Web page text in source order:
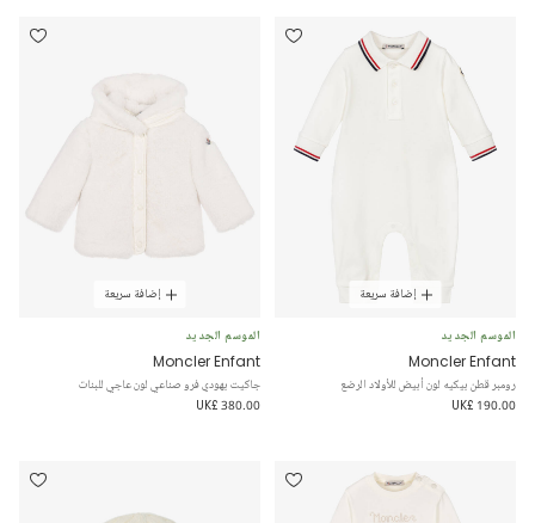
إضافة سريعة
الموسم الجديد
Moncler Enfant
رومبر قطن بيكيه لون أبيض للأولاد الرضع
UK£ 190.00
إضافة سريعة
الموسم الجديد
Moncler Enfant
جاكيت بهودي فرو صناعي لون عاجي للبنات
UK£ 380.00